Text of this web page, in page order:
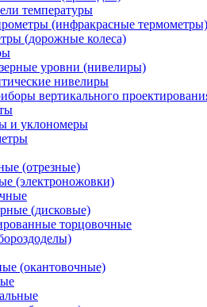
температуры
(инфракрасные термометры)
(дорожные колеса)
уровни (нивелиры)
нивелиры
вертикального
и уклономеры
(отрезные)
(электроножовки)
(дисковые)
торцовочные
(окантовочные)